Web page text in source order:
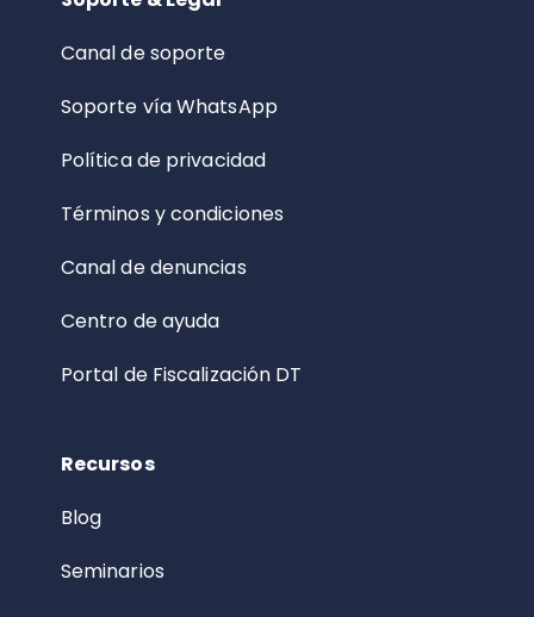
Canal de soporte
Soporte vía WhatsApp
Política de privacidad
Términos y condiciones
Canal de denuncias
Centro de ayuda
Portal de Fiscalización DT
Recursos
Blog
Seminarios